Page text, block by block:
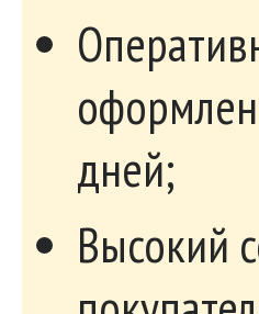
дней;
Высокий